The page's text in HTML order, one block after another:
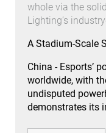
whole via the
Lighting’s
A Stadium-Scale
China - Esports’
worldwide, with
undisputed
demonstrates its